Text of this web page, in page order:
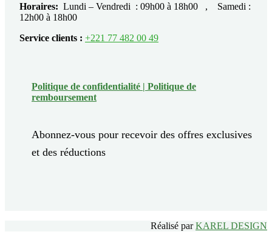
Horaires: Lundi – Vendredi : 09h00 à 18h00 , Samedi :
12h00 à 18h00
Service clients : +221 77 482 00 49
Politique de confidentialité | Politique de
remboursement
Abonnez-vous pour recevoir des offres exclusives
et des réductions
Réalisé parKAREL DESIGN